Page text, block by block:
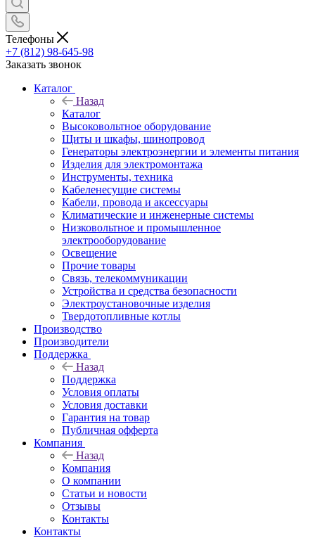
Телефоны
+7 (812) 98-645-98
Заказать звонок
Каталог
Назад
Каталог
Высоковольтное оборудование
Щиты и шкафы, шинопровод
Генераторы электроэнергии и элементы питания
Изделия для электромонтажа
Инструменты, техника
Кабеленесущие системы
Кабели, провода и аксессуары
Климатические и инженерные системы
Низковольтное и промышленное
электрооборудование
Освещение
Прочие товары
Связь, телекоммуникации
Устройства и средства безопасности
Электроустановочные изделия
Твердотопливные котлы
Производство
Производители
Поддержка
Назад
Поддержка
Условия оплаты
Условия доставки
Гарантия на товар
Публичная офферта
Компания
Назад
Компания
О компании
Статьи и новости
Отзывы
Контакты
Контакты